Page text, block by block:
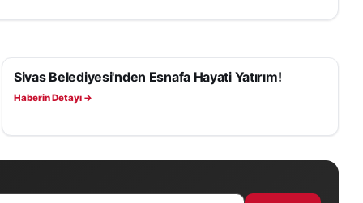
SAĞLIK
Sivas Belediyesi'nden Esnafa Hayati Yatırım!
Haberin Detayı →